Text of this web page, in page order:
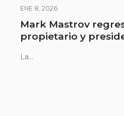
ENE 8, 2026
Mark Mastrov
propietario y
La...